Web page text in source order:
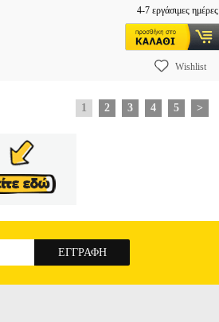
4-7 εργάσιμες ημέρες
Wishlist
1 2 3 4 5 >